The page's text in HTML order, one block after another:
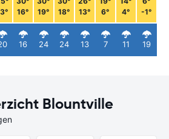
16°
16
19°
24
18°
24
13°
13
6°
7
4°
11
-1°
19
Blountville